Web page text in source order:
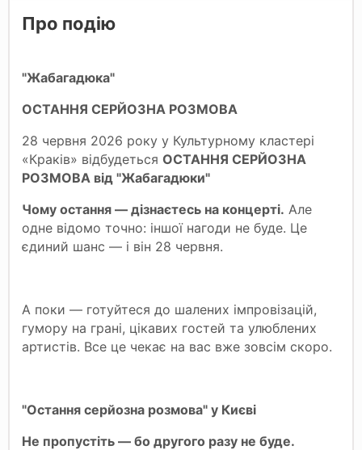
Про подію
"Жабагадюка"
ОСТАННЯ СЕРЙОЗНА РОЗМОВА
28 червня 2026 року у Культурному кластері
«Краків» відбудеться ОСТАННЯ СЕРЙОЗНА
РОЗМОВА від "Жабагадюки"
Чому остання — дізнаєтесь на концерті. Але
одне відомо точно: іншої нагоди не буде. Це
єдиний шанс — і він 28 червня.
А поки — готуйтеся до шалених імпровізацій,
гумору на грані, цікавих гостей та улюблених
артистів. Все це чекає на вас вже зовсім скоро.
"Остання серйозна розмова" у Києві
Не пропустіть — бо другого разу не буде.